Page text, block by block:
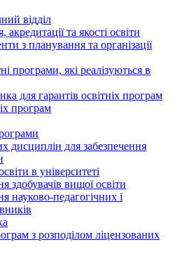
відділ
акредитації та якості освіти
з планування та організації
програми, які реалізуються в
для гарантів освітніх програм
програм
дисциплін для забезпечення
в університеті
здобувачів вищої освіти
науково-педагогічних і
з розподілoм ліцензoваних